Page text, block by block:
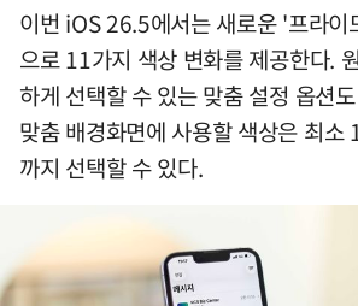
이번 iOS 26.5에서는 새로운 '프라이
으로 11가지 색상 변화를 제공한다.
하게 선택할 수 있는 맞춤 설정 옵션
맞춤 배경화면에 사용할 색상은 최소
까지 선택할 수 있다.